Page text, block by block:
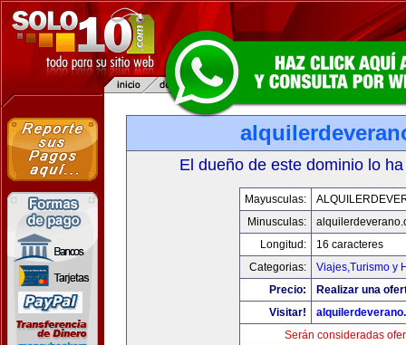
El dueño de este dominio lo
Mayusculas:
Minusculas:
Longitud:
16 caracteres
Categorias:
Viajes,Turismo y
Precio:
Realizar una
Visitar!
Serán consideradas